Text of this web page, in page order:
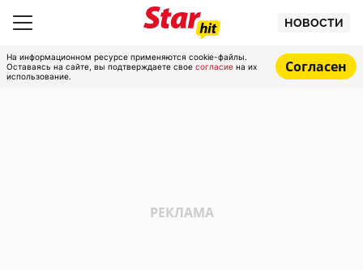
НОВОСТИ
На информационном ресурсе применяются cookie-файлы.
Оставаясь на сайте, вы подтверждаете свое согласие на их
использование.
Согласен